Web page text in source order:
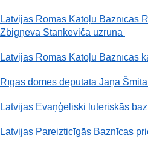
Latvijas Romas Katoļu Baznīcas
Zbigņeva Stankeviča uzruna
Latvijas Romas Katoļu Baznīcas
Rīgas domes deputāta Jāņa
Latvijas Evaņģeliski luteriskās
Latvijas Pareizticīgās Baznīcas